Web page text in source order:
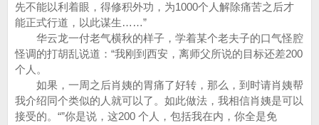
先不能以利着眼，得修积外功，为1000个人解除痛苦之后才
能正式行道，以此谋生……”
华云龙一付老气横秋的样子，学着某个老夫子的口气怪腔
怪调的打胡乱说道：“我刚到西安，离师父所说的目标还差200
个人。
如果，一周之后肖姨的胃痛了好转，那么，到时请肖姨帮
我介绍同个类似的人就可以了。如此做法，我相信肖姨是可以
接受的。“”你是说，这200 个人，包括我在内，你全是免